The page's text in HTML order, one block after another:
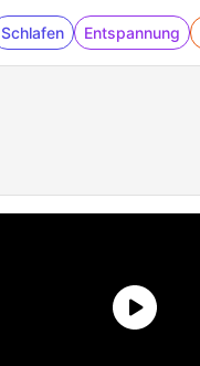
Schlafen Entspannung